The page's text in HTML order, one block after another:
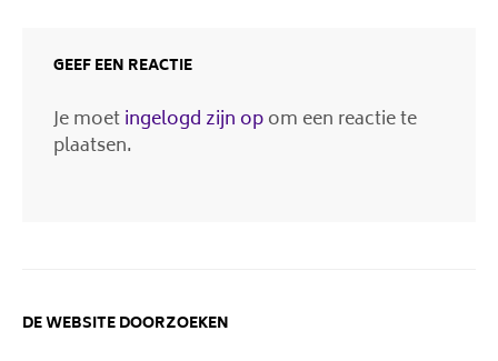
GEEF EEN REACTIE
Je moetingelogd zijn opom een reactie te
plaatsen.
DE WEBSITE DOORZOEKEN